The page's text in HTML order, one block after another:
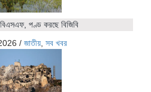
বিএসএফ, পণ্ড করছে বিজিবি
/ জাতীয়, সব খবর